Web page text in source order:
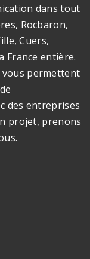
dans tout
Rocbaron,
Cuers,
France entière.
vous permettent
des entreprises
projet, prenons